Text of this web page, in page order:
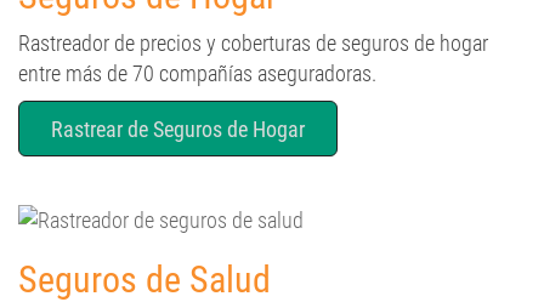
Rastreador de precios y coberturas de seguros de hogar
entre más de 70 compañías aseguradoras.
Rastrear de Seguros de Hogar
Seguros de Salud